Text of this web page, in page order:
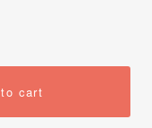
cart